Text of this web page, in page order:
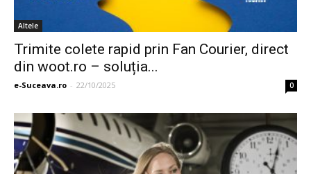
Altele
Trimite colete rapid prin Fan Courier, direct
din woot.ro – soluția...
e-Suceava.ro - 22/10/2025 0